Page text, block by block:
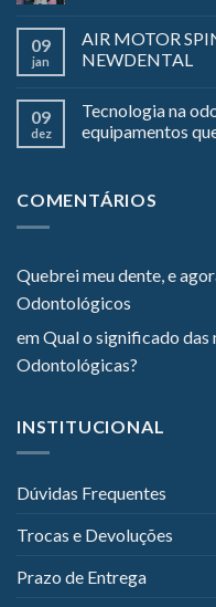
09
jan
AIR MOTOR
NEWDENTAL
09
dez
Tecnologia na
equipamentos
COMENTÁRIOS
Quebrei meu dente, e
Odontológicos
emQual o significado das
Odontológicas?
INSTITUCIONAL
Dúvidas Frequentes
Trocas e Devoluções
Prazo de Entrega